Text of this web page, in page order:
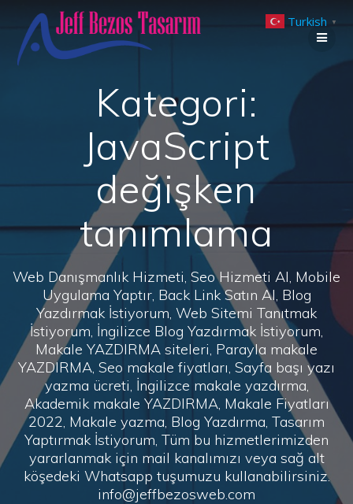
to
Kategori:
JavaScript
değişken
tanımlama
Web Danışmanlık Hizmeti, Seo Hizmeti Al, Mobile
Uygulama Yaptır, Back Link Satın Al, Blog
Yazdırmak İstiyorum, Web Sitemi Tanıtmak
İstiyorum, İngilizce Blog Yazdırmak İstiyorum,
Makale YAZDIRMA siteleri, Parayla makale
YAZDIRMA, Seo makale fiyatları, Sayfa başı yazı
yazma ücreti, İngilizce makale yazdırma,
Akademik makale YAZDIRMA, Makale Fiyatları
2022, Makale yazma, Blog Yazdırma, Tasarım
Yaptırmak İstiyorum, Tüm bu hizmetlerimizden
yararlanmak için mail kanalımızı veya sağ alt
köşedeki Whatsapp tuşumuzu kullanabilirsiniz.
info@jeffbezosweb.com
Turkish ▼